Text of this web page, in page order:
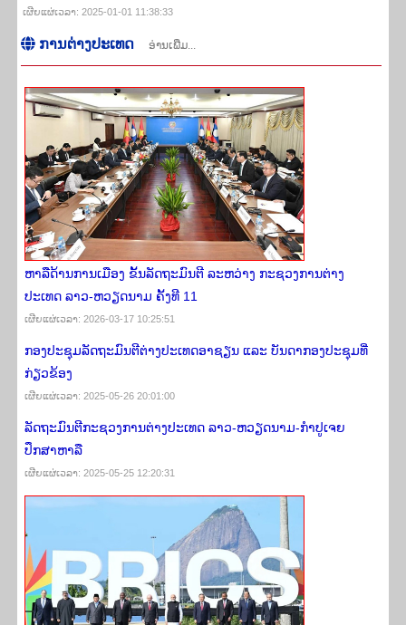
ເຜີຍ​ແຜ່​ເວ​ລາ: 2025-01-01 11:38:33
ການ​ຕ່າງ​ປະ​ເທດ ອ່ານເພີ່ມ...
ຫາລືດ້ານການເມືອງ ຂັ້ນລັດຖະມົນຕີ ລະຫວ່າງ ກະຊວງການຕ່າງ
ປະເທດ ລາວ-ຫວຽດນາມ ຄັ້ງທີ 11
ເຜີຍ​ແຜ່​ເວ​ລາ: 2026-03-17 10:25:51
ກອງປະຊຸມລັດຖະມົນຕີຕ່າງປະເທດອາຊຽນ ແລະ ບັນດາກອງປະຊຸມທີ່
ກ່ຽວຂ້ອງ
ເຜີຍ​ແຜ່​ເວ​ລາ: 2025-05-26 20:01:00
ລັດຖະມົນຕີກະຊວງການຕ່າງປະເທດ ລາວ-ຫວຽດນາມ-ກໍາປູເຈຍ
ປຶກສາຫາລື
ເຜີຍ​ແຜ່​ເວ​ລາ: 2025-05-25 12:20:31